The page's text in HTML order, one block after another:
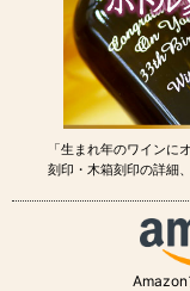
「生まれ年のワインに
刻印・木箱刻印の詳細
Amazon